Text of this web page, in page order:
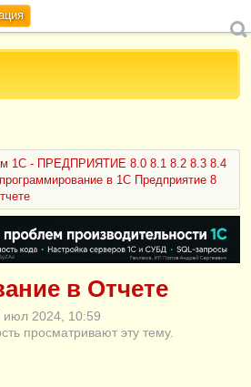
1С - ПРЕДПРИЯТИЕ 8.0 8.1 8.2 8.3 8.4
в 1С Предприятие 8
в Отчете
июл 2024, 10:59
просматривают эту тему.